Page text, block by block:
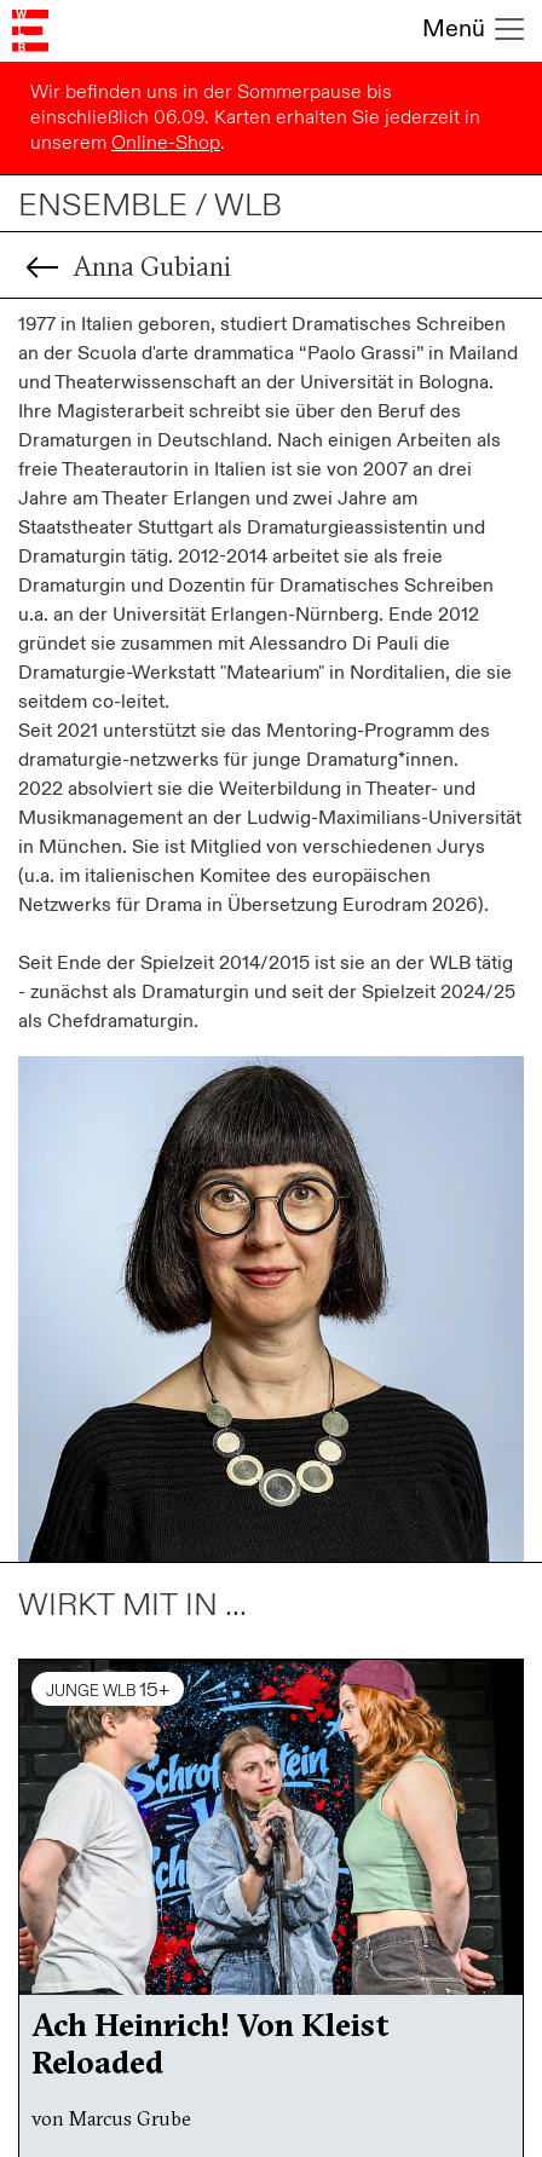
Menü
Wir befinden uns in der Sommerpause bis
einschließlich 06.09. Karten erhalten Sie jederzeit in
unseremOnline-Shop.
ENSEMBLE / WLB
Anna Gubiani
1977 in Italien geboren, studiert Dramatisches Schreiben
an der Scuola d'arte drammatica “Paolo Grassi” in Mailand
und Theaterwissenschaft an der Universität in Bologna.
Ihre Magisterarbeit schreibt sie über den Beruf des
Dramaturgen in Deutschland. Nach einigen Arbeiten als
freie Theaterautorin in Italien ist sie von 2007 an drei
Jahre am Theater Erlangen und zwei Jahre am
Staatstheater Stuttgart als Dramaturgieassistentin und
Dramaturgin tätig. 2012-2014 arbeitet sie als freie
Dramaturgin und Dozentin für Dramatisches Schreiben
u.a. an der Universität Erlangen-Nürnberg. Ende 2012
gründet sie zusammen mit Alessandro Di Pauli die
Dramaturgie-Werkstatt "Matearium" in Norditalien, die sie
seitdem co-leitet.
Seit 2021 unterstützt sie das Mentoring-Programm des
dramaturgie-netzwerks für junge Dramaturg*innen.
2022 absolviert sie die Weiterbildung in Theater- und
Musikmanagement an der Ludwig-Maximilians-Universität
in München. Sie ist Mitglied von verschiedenen Jurys
(u.a. im italienischen Komitee des europäischen
Netzwerks für Drama in Übersetzung Eurodram 2026).
Seit Ende der Spielzeit 2014/2015 ist sie an der WLB tätig
- zunächst als Dramaturgin und seit der Spielzeit 2024/25
als Chefdramaturgin.
WIRKT MIT IN ...
JUNGE WLB15+
Ach Heinrich! Von Kleist
Reloaded
von Marcus Grube